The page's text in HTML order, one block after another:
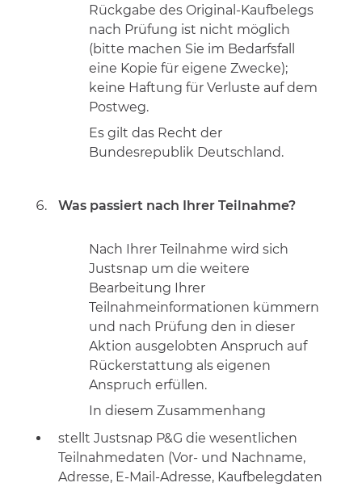
Rückgabe des Original-Kaufbelegs
nach Prüfung ist nicht möglich
(bitte machen Sie im Bedarfsfall
eine Kopie für eigene Zwecke);
keine Haftung für Verluste auf dem
Postweg.
Es gilt das Recht der
Bundesrepublik Deutschland.
Was passiert nach Ihrer Teilnahme?
Nach Ihrer Teilnahme wird sich
Justsnap um die weitere
Bearbeitung Ihrer
Teilnahmeinformationen kümmern
und nach Prüfung den in dieser
Aktion ausgelobten Anspruch auf
Rückerstattung als eigenen
Anspruch erfüllen.
In diesem Zusammenhang
stellt Justsnap P&G die wesentlichen
Teilnahmedaten (Vor- und Nachname,
Adresse, E-Mail-Adresse, Kaufbelegdaten